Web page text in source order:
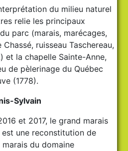
du milieu naturel
relie les principaux
parc (marais, marécages,
ruisseau Taschereau,
et la chapelle Sainte-Anne,
de pèlerinage du Québec
(1778).
Sylvain
et 2017, le grand marais
est une reconstitution de
marais du domaine